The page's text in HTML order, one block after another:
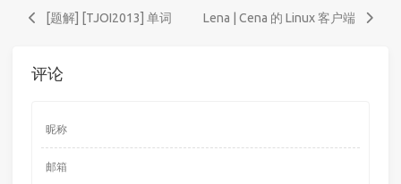
[题解] [TJOI2013] 单词 Lena | Cena 的 Linux 客户端
评论